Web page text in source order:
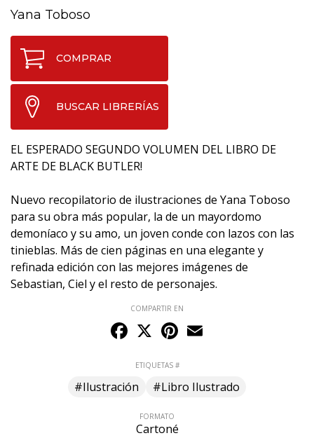
Yana Toboso
COMPRAR
BUSCAR LIBRERÍAS
EL ESPERADO SEGUNDO VOLUMEN DEL LIBRO DE
ARTE DE BLACK BUTLER!
Nuevo recopilatorio de ilustraciones de Yana Toboso
para su obra más popular, la de un mayordomo
demoníaco y su amo, un joven conde con lazos con las
tinieblas. Más de cien páginas en una elegante y
refinada edición con las mejores imágenes de
Sebastian, Ciel y el resto de personajes.
COMPARTIR EN
Facebook
X Pinterest
ETIQUETAS #
#Ilustración #Libro Ilustrado
FORMATO
Cartoné